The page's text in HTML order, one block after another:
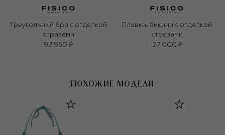
Треугольный бра с отделкой
стразами
92 950 ₽
Плавки-бикини с отделкой
стразами
127 000 ₽
ПОХОЖИЕ МОДЕЛИ